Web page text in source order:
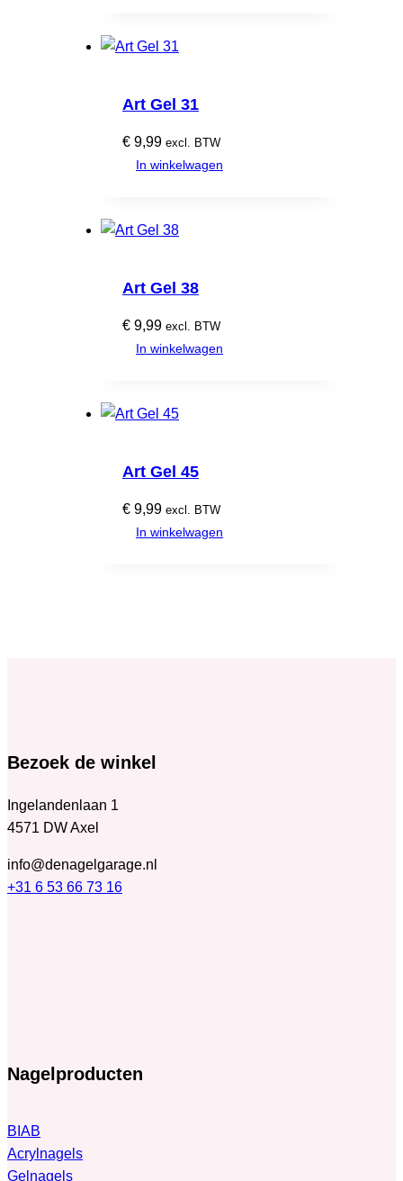
Art Gel 31
€ 9,99 excl. BTW
In winkelwagen
Art Gel 38
€ 9,99 excl. BTW
In winkelwagen
Art Gel 45
€ 9,99 excl. BTW
In winkelwagen
Bezoek de winkel
Ingelandenlaan 1
4571 DW Axel
info@denagelgarage.nl
+31 6 53 66 73 16
Nagelproducten
BIAB
Acrylnagels
Gelnagels